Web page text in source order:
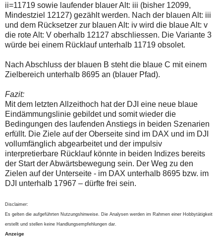
ii=11719 sowie laufender blauer Alt: iii (bisher 12099,
Mindestziel 12127) gezählt werden. Nach der blauen Alt: iii
und dem Rücksetzer zur blauen Alt: iv wird die blaue Alt: v
die rote Alt: V oberhalb 12127 abschliessen. Die Variante 3
würde bei einem Rücklauf unterhalb 11719 obsolet.
Nach Abschluss der blauen B steht die blaue C mit einem
Zielbereich unterhalb 8695 an (blauer Pfad).
Fazit:
Mit dem letzten Allzeithoch hat der DJI eine neue blaue
Eindämmungslinie gebildet und somit wieder die
Bedingungen des laufenden Anstiegs in beiden Szenarien
erfüllt. Die Ziele auf der Oberseite sind im DAX und im DJI
vollumfänglich abgearbeitet und der impulsiv
interpretierbare Rücklauf könnte in beiden Indizes bereits
der Start der Abwärtsbewegung sein. Der Weg zu den
Zielen auf der Unterseite - im DAX unterhalb 8695 bzw. im
DJI unterhalb 17967 – dürfte frei sein.
Disclaimer:
Es gelten die aufgeführten Nutzungshinweise. Die Analysen werden im Rahmen einer Hobbytätigkeit
erstellt und stellen keine Handlungsempfehlungen dar.
Anzeige